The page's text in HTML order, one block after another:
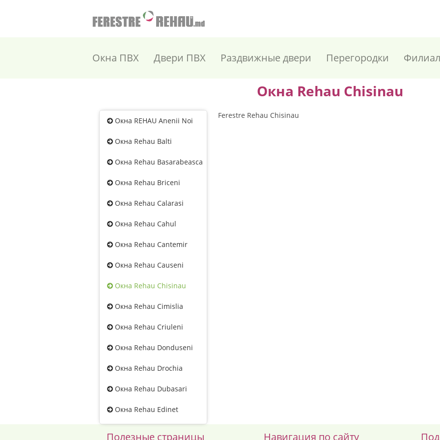
Окна ПВХ Двери ПВХ Раздвижные двери Перегородки
Окна Rehau Chisinau
Окна REHAU Anenii Noi
Окна Rehau Balti
Окна Rehau Basarabeasca
Окна Rehau Briceni
Окна Rehau Calarasi
Окна Rehau Cahul
Окна Rehau Cantemir
Окна Rehau Causeni
Окна Rehau Chisinau
Окна Rehau Cimislia
Окна Rehau Criuleni
Окна Rehau Donduseni
Окна Rehau Drochia
Окна Rehau Dubasari
Окна Rehau Edinet
Ferestre Rehau Chisinau
Полезные страницы Навигация по сайту